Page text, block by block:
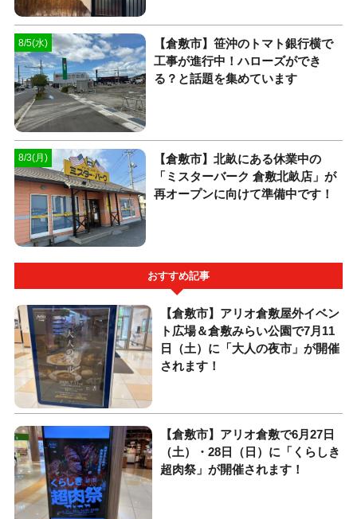
8/5(水)
【倉敷市】笹沖のトマト銀行横で
工事が進行中！ハローズができ
る？と話題を集めています
8/3(月)
【倉敷市】北畝にある休業中の
「ミスターバーク 倉敷北畝店」が
再オープンに向けて準備中です！
おすすめ記事
【倉敷市】アリオ倉敷屋外イベン
ト広場＆倉敷みらい公園で7月11
日（土）に「大人の夜市」が開催
されます！
【倉敷市】アリオ倉敷で6月27日
（土）・28日（日）に「くらしき
超肉祭」が開催されます！